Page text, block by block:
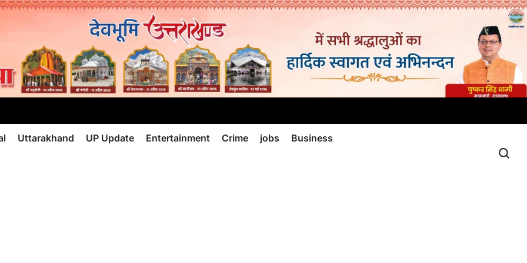
Uttarakhand UP Update Entertainment Crime jobs Business